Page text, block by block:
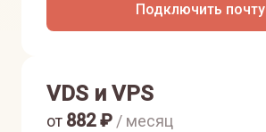
Подключить почту
VDS и VPS
от 882₽ / месяц